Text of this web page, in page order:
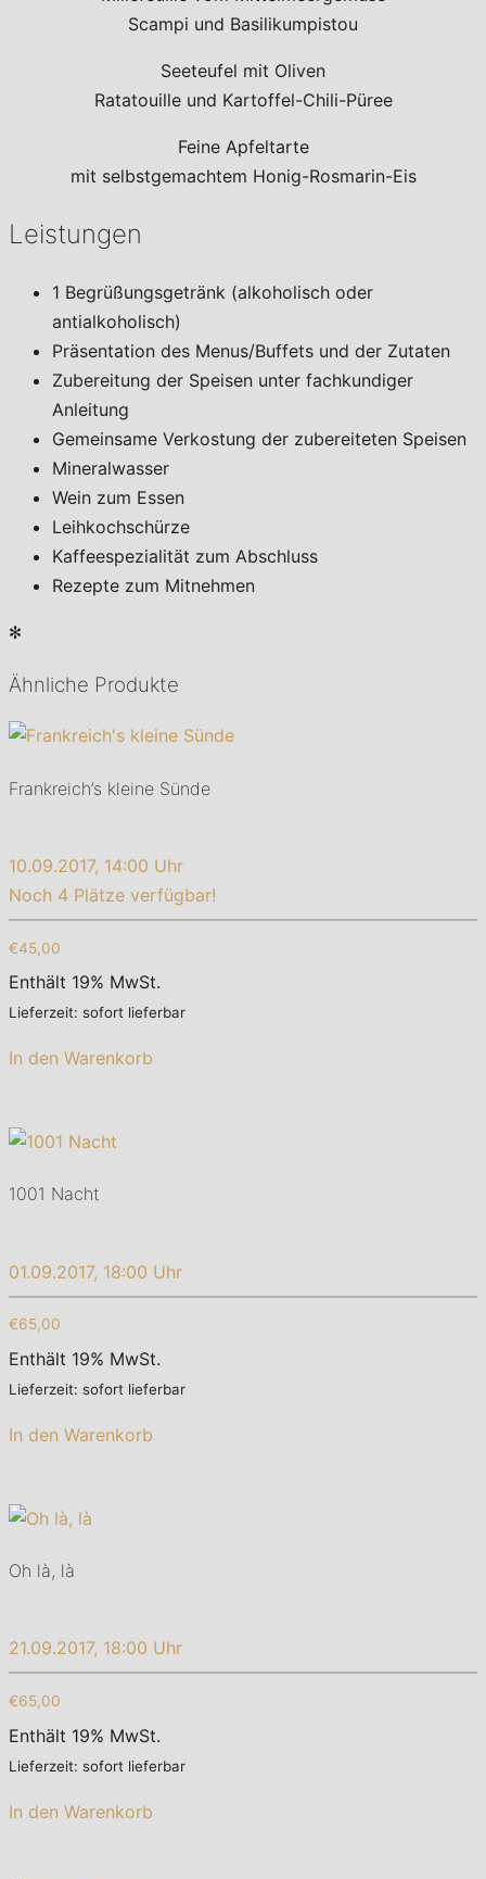
Scampi und Basilikumpistou
Seeteufel mit Oliven
Ratatouille und Kartoffel-Chili-Püree
Feine Apfeltarte
mit selbstgemachtem Honig-Rosmarin-Eis
Leistungen
1 Begrüßungsgetränk (alkoholisch oder
antialkoholisch)
Präsentation des Menus/Buffets und der Zutaten
Zubereitung der Speisen unter fachkundiger
Anleitung
Gemeinsame Verkostung der zubereiteten Speisen
Mineralwasser
Wein zum Essen
Leihkochschürze
Kaffeespezialität zum Abschluss
Rezepte zum Mitnehmen
✻
Ähnliche Produkte
Frankreich’s kleine Sünde
10.09.2017, 14:00 Uhr
Noch 4 Plätze verfügbar!
€45,00
Enthält 19% MwSt.
Lieferzeit: sofort lieferbar
In den Warenkorb
1001 Nacht
01.09.2017, 18:00 Uhr
€65,00
Enthält 19% MwSt.
Lieferzeit: sofort lieferbar
In den Warenkorb
Oh là, là
21.09.2017, 18:00 Uhr
€65,00
Enthält 19% MwSt.
Lieferzeit: sofort lieferbar
In den Warenkorb